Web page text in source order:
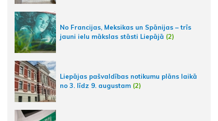
No Francijas, Meksikas un Spānijas – trīs
jauni ielu mākslas stāsti Liepājā (2)
Liepājas pašvaldības notikumu plāns laikā
no 3. līdz 9. augustam (2)